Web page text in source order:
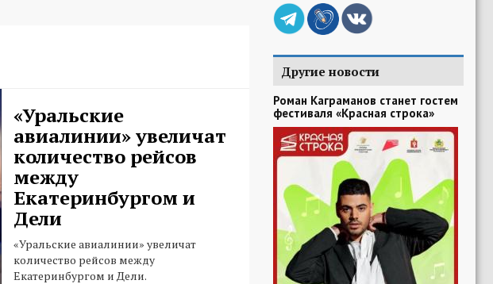
«Уральские
авиалинии» увеличат
количество рейсов
между
Екатеринбургом и
Дели
«Уральские авиалинии» увеличат
количество рейсов между
Екатеринбургом и Дели.
Другие новости
Роман Каграманов станет гостем
фестиваля «Красная строка»